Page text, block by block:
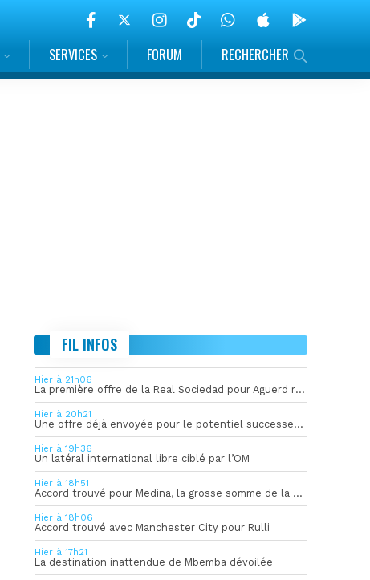
SERVICES FORUM RECHERCHER
FIL INFOS
Hier à 21h06
La première offre de la Real Sociedad pour Aguerd refusée par l’OM
Hier à 20h21
Une offre déjà envoyée pour le potentiel successeur de Rulli
Hier à 19h36
Un latéral international libre ciblé par l’OM
Hier à 18h51
Accord trouvé pour Medina, la grosse somme de la vente dévoilée
Hier à 18h06
Accord trouvé avec Manchester City pour Rulli
Hier à 17h21
La destination inattendue de Mbemba dévoilée